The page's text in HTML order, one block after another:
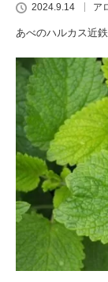
2024.9.14 ア
あべのハルカス近